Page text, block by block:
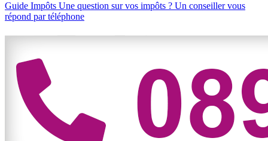
Guide Impôts Une question sur vos impôts ? Un conseiller vous
répond par téléphone